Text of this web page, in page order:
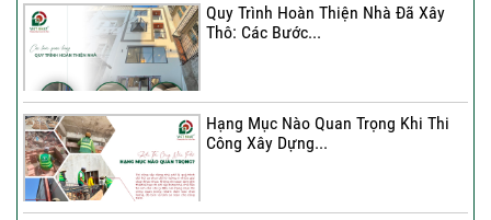
Quy Trình Hoàn Thiện Nhà Đã Xây
Thô: Các Bước...
Hạng Mục Nào Quan Trọng Khi Thi
Công Xây Dựng...